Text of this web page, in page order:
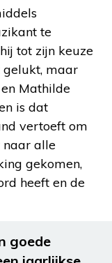
te
tot zijn keuze
gelukt, maar
Mathilde
is dat
vertoeft om
naar alle
gekomen,
heeft en de
goede